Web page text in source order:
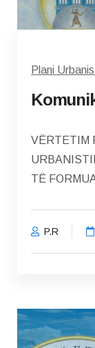
Plani
VËRTETIM
TË
P.R